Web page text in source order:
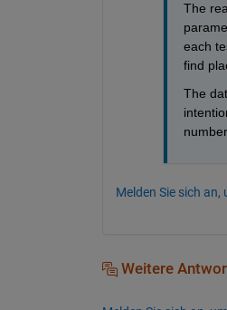
The
each
find
The
Melden Sie sich
Weitere